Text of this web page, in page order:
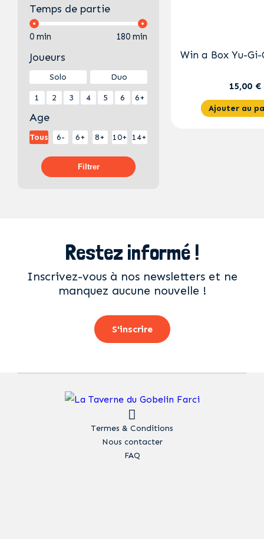
Temps de partie
0 min 180 min
Joueurs
Solo Duo
1 2 3 4 5 6 6+
Age
Tous 6- 6+ 8+ 10+ 14+
Filtrer
Win a Box Yu-
15,00 €
Ajouter au
Restez informé !
Inscrivez-vous à nos newsletters et ne
manquez aucune nouvelle !
S'inscrire
Termes & Conditions
Nous contacter
FAQ